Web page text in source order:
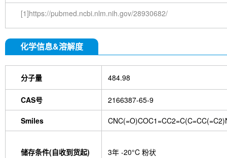
[1]https://pubmed.ncbi.nlm.nih.gov/28930682/
化学信息&溶解度
分子量 484.98
CAS号 2166387-65-9
Smiles
储存条件(自收到货起) 3年 -20°C 粉状